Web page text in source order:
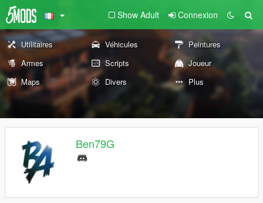
Show Adult Connexion
Utilitaires Véhicules
Peintures
Armes
Scripts
Joueur
Maps
Divers Plus
Ben79G